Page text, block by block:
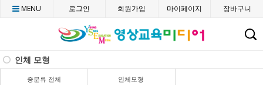
CMENU 로그인 회원가입 마이페이지 장바구니
인체 모형
중분류 전체 인체모형